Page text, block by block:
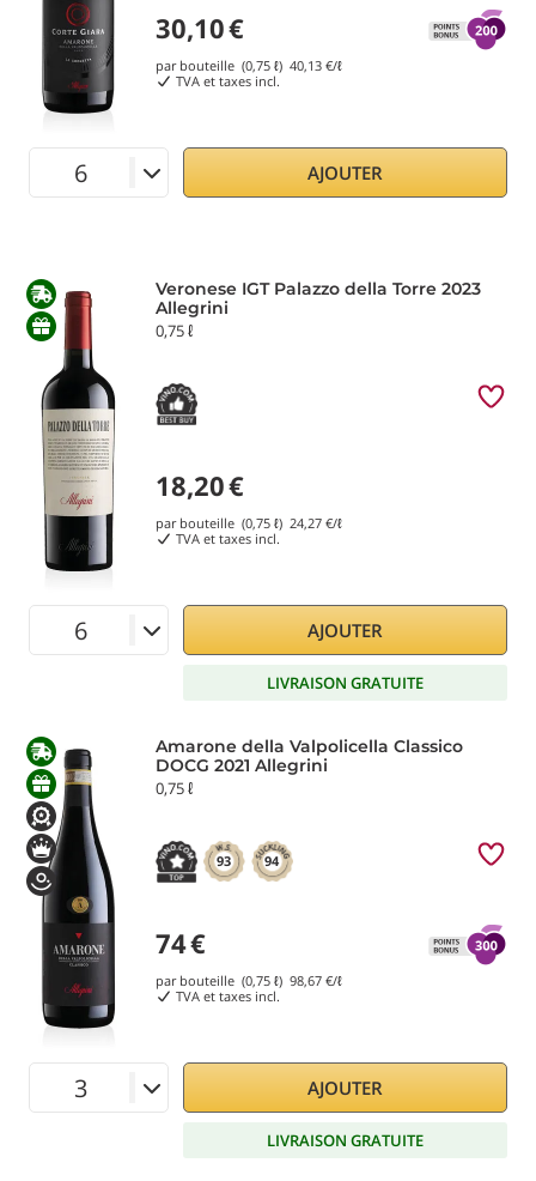
30,10€
par bouteille (0,75 ℓ) 40,13 €/ℓ
TVA et taxes incl.
AJOUTER
Veronese IGT Palazzo della Torre 2023
Allegrini
0,75 ℓ
18,20€
par bouteille (0,75 ℓ) 24,27 €/ℓ
TVA et taxes incl.
AJOUTER
LIVRAISON GRATUITE
Amarone della Valpolicella Classico
DOCG 2021 Allegrini
0,75 ℓ
93 94
74€
par bouteille (0,75 ℓ) 98,67 €/ℓ
TVA et taxes incl.
AJOUTER
LIVRAISON GRATUITE